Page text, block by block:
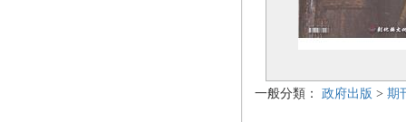
一般分類： 政府出版 > 期